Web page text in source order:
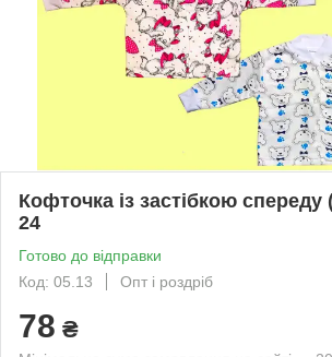
Кофточка із застібкою спереду
24
Готово до відправки
Код: 05.13
Опт і роздріб
78 ₴